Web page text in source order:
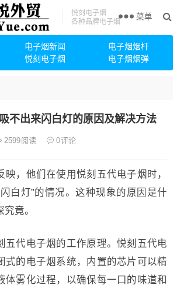
悦刻电子烟
各种品牌电子烟
电子烟新闻
电子烟烟杆
悦刻电子烟 电子烟烟弹
菜单
不出来闪白灯的原因及解决方法
2599阅读 0评论
映，他们在使用悦刻五代电子烟时，
白灯”的情况。这种现象的原因是什
竟。
五代电子烟的工作原理。悦刻五代电
式的电子烟系统，内置的芯片可以精
体雾化过程，以确保每一口的味道和